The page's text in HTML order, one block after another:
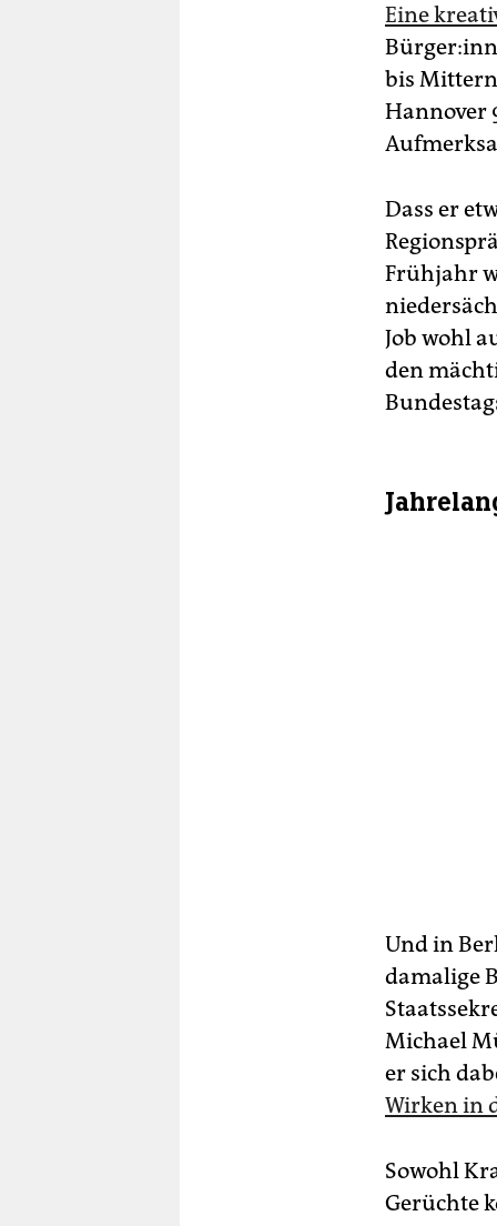
Eine
bis
Hannover
Dass er
Frühjahr
Job wohl
den
Und in
damalige
Michael
er sich
Wirken in
Sowohl
Gerüchte